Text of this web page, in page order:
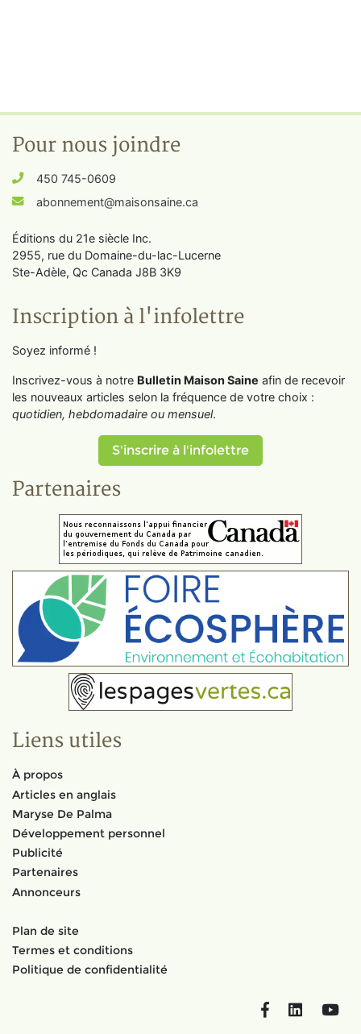
Pour nous joindre
450 745-0609
abonnement@maisonsaine.ca
Éditions du 21e siècle Inc.
2955, rue du Domaine-du-lac-Lucerne
Ste-Adèle, Qc Canada J8B 3K9
Inscription à l'infolettre
Soyez informé !
Inscrivez-vous à notre Bulletin Maison Saine afin de recevoir
les nouveaux articles selon la fréquence de votre choix :
quotidien, hebdomadaire ou mensuel.
S'inscrire à l'infolettre
Partenaires
Liens utiles
À propos
Articles en anglais
Maryse De Palma
Développement personnel
Publicité
Partenaires
Annonceurs
Plan de site
Termes et conditions
Politique de confidentialité
FacebookLinkedIn